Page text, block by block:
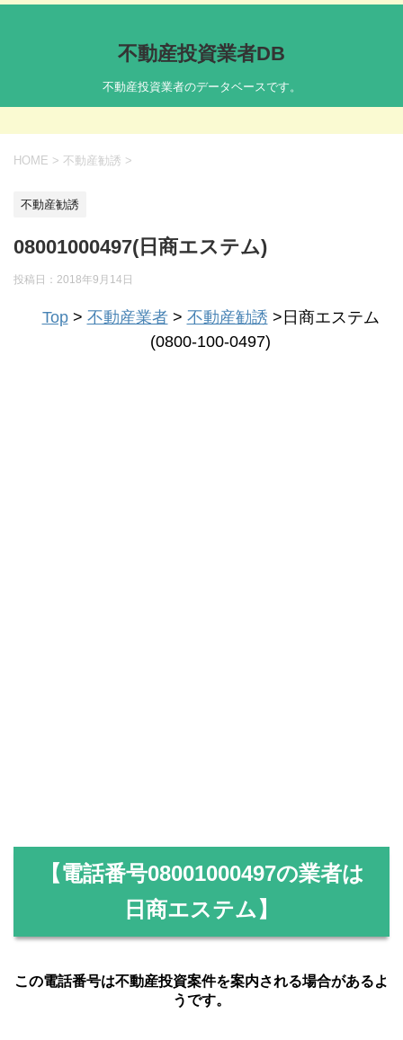
不動産投資業者DB
不動産投資業者のデータベースです。
HOME > 不動産勧誘 >
不動産勧誘
08001000497(日商エステム)
投稿日： 2018年9月14日
Top> 不動産業者> 不動産勧誘 >日商エステム
(0800-100-0497)
【電話番号08001000497の業者は
日商エステム】
この電話番号は不動産投資案件を案内される場合があるよ
うです。